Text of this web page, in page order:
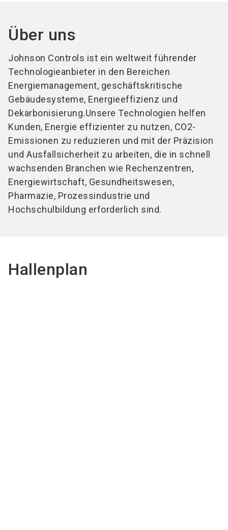
Über uns
Johnson Controls ist ein weltweit führender
Technologieanbieter in den Bereichen
Energiemanagement, geschäftskritische
Gebäudesysteme, Energieeffizienz und
Dekarbonisierung.Unsere Technologien helfen
Kunden, Energie effizienter zu nutzen, CO2-
Emissionen zu reduzieren und mit der Präzision
und Ausfallsicherheit zu arbeiten, die in schnell
wachsenden Branchen wie Rechenzentren,
Energiewirtschaft, Gesundheitswesen,
Pharmazie, Prozessindustrie und
Hochschulbildung erforderlich sind.
Hallenplan